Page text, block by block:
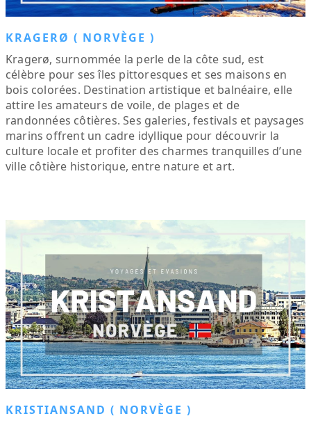
KRAGERØ ( NORVÈGE )
Kragerø, surnommée la perle de la côte sud, est
célèbre pour ses îles pittoresques et ses maisons en
bois colorées. Destination artistique et balnéaire, elle
attire les amateurs de voile, de plages et de
randonnées côtières. Ses galeries, festivals et paysages
marins offrent un cadre idyllique pour découvrir la
culture locale et profiter des charmes tranquilles d’une
ville côtière historique, entre nature et art.
KRISTIANSAND ( NORVÈGE )